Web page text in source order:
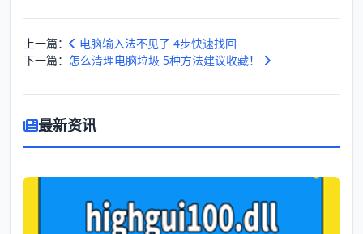
上一篇：
电脑输入法不见了 4步快速找回
下一篇： 怎么清理电脑垃圾 5种方法建议收藏！
最新资讯